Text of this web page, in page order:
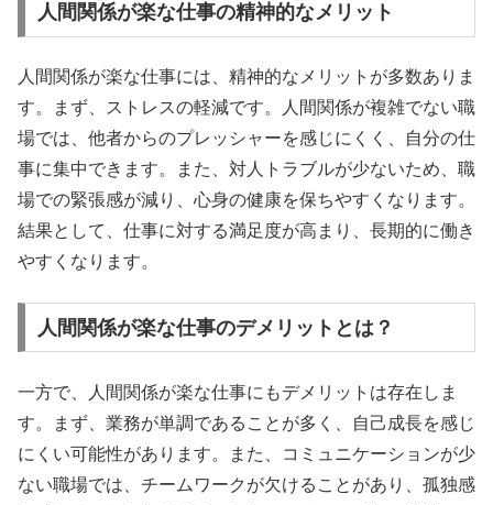
人間関係が楽な仕事の精神的なメリット
人間関係が楽な仕事には、精神的なメリットが多数ありま
す。まず、ストレスの軽減です。人間関係が複雑でない職
場では、他者からのプレッシャーを感じにくく、自分の仕
事に集中できます。また、対人トラブルが少ないため、職
場での緊張感が減り、心身の健康を保ちやすくなります。
結果として、仕事に対する満足度が高まり、長期的に働き
やすくなります。
人間関係が楽な仕事のデメリットとは？
一方で、人間関係が楽な仕事にもデメリットは存在しま
す。まず、業務が単調であることが多く、自己成長を感じ
にくい可能性があります。また、コミュニケーションが少
ない職場では、チームワークが欠けることがあり、孤独感